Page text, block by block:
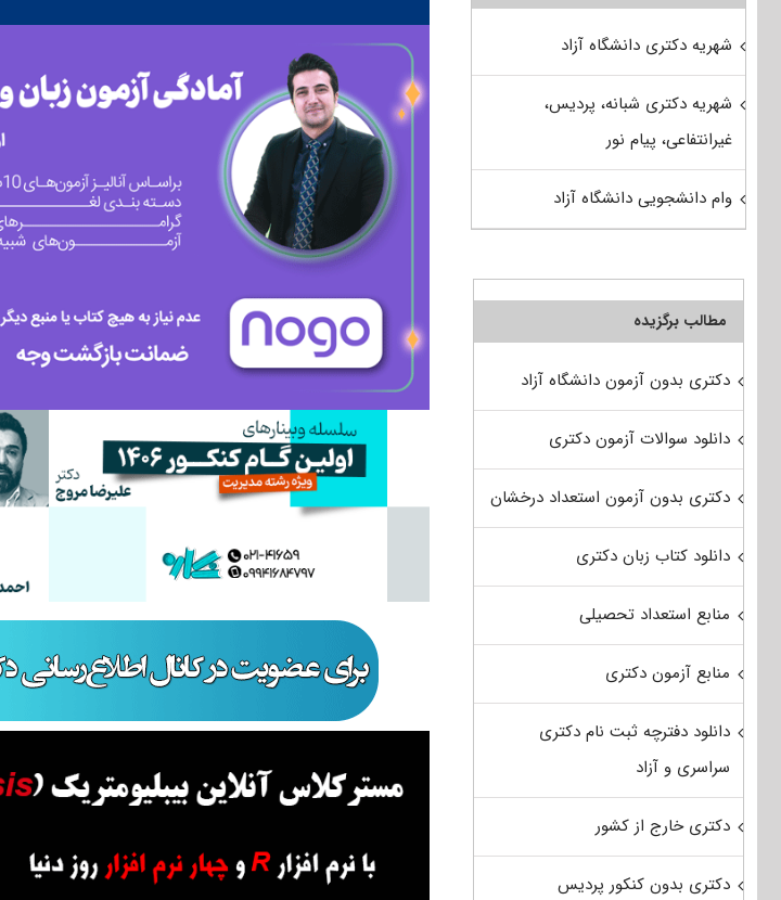
شهریه دکتری دانشگاه آزاد
شهریه دکتری شبانه، پردیس،
غیرانتفاعی، پیام نور
وام دانشجویی دانشگاه آزاد
مطالب برگزیده
دکتری بدون آزمون دانشگاه آزاد
دانلود سوالات آزمون دکتری
دکتری بدون آزمون استعداد درخشان
دانلود کتاب زبان دکتری
منابع استعداد تحصیلی
منابع آزمون دکتری
دانلود دفترچه ثبت نام دکتری
سراسری و آزاد
دکتری خارج از کشور
دکتری بدون کنکور پردیس